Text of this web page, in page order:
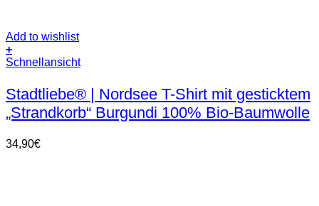
Add to wishlist
+
Dieses
weist
mehrere
Varianten
Die
Optionen
Schnellansicht
Stadtliebe® | Nordsee T-Shirt mit gesticktem
„Strandkorb“ Burgundi 100% Bio-Baumwolle
34,90€